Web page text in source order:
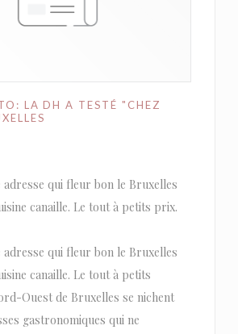
LA DH A TESTÉ "CHEZ
adresse qui fleur bon le Bruxelles
canaille. Le tout à petits prix.
adresse qui fleur bon le Bruxelles
canaille. Le tout à petits
Ouest de Bruxelles se nichent
gastronomiques qui ne